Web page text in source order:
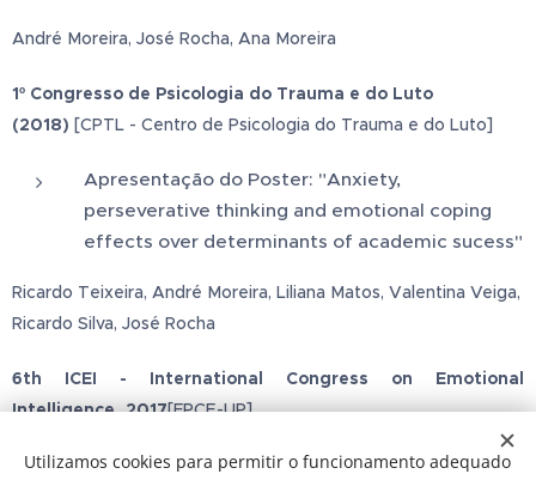
André Moreira, José Rocha, Ana Moreira
1º Congresso de Psicologia do Trauma e do Luto
(2018) [CPTL - Centro de Psicologia do Trauma e do Luto]
Apresentação do Poster: "Anxiety,
perseverative thinking and emotional coping
effects over determinants of academic sucess"
Ricardo Teixeira, André Moreira, Liliana Matos, Valentina Veiga,
Ricardo Silva, José Rocha
6th ICEI - International Congress on Emotional
Intelligence, 2017[FPCE-UP]
Utilizamos cookies para permitir o funcionamento adequado